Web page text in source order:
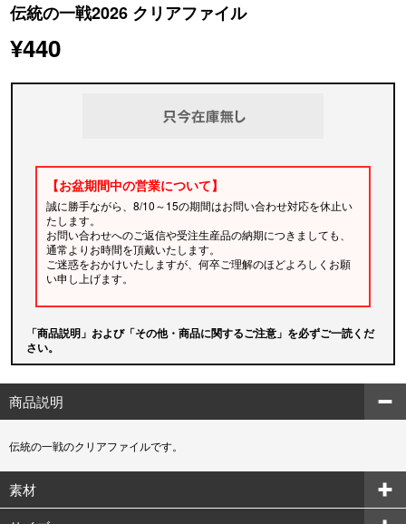
伝統の一戦2026 クリアファイル
¥440
【お盆期間中の営業について】
誠に勝手ながら、8/10～15の期間はお問い合わせ対応を休止い
たします。
お問い合わせへのご返信や受注生産品の納期につきましても、
通常よりお時間を頂戴いたします。
ご迷惑をおかけいたしますが、何卒ご理解のほどよろしくお願
い申し上げます。
「商品説明」および「その他・商品に関するご注意」を必ずご一読くだ
さい。
商品説明
伝統の一戦のクリアファイルです。
素材